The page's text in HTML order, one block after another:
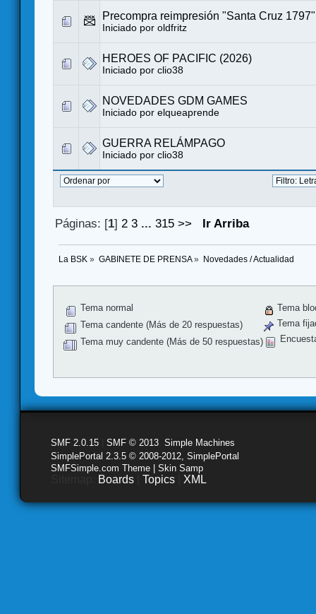
Precompra reimpresión "Santa Cruz 1797"
Iniciado por oldfritz
HEROES OF PACIFIC (2026)
Iniciado por clio38
NOVEDADES GDM GAMES
Iniciado por elqueaprende
GUERRA RELÁMPAGO
Iniciado por clio38
Páginas: [1] 2 3 ...315 >> Ir Arriba
La BSK » GABINETE DE PRENSA» Novedades / Actualidad
Tema normal
Tema candente (Más de 20 respuestas)
Tema muy candente (Más de 50 respuestas)
Tema
Tema
SMF 2.0.15 SMF © 2013 Simple Machines
SimplePortal 2.3.5 © 2008-2012, SimplePortal
SMFSimple.com Theme | Skin Samp
Boards Topics XML